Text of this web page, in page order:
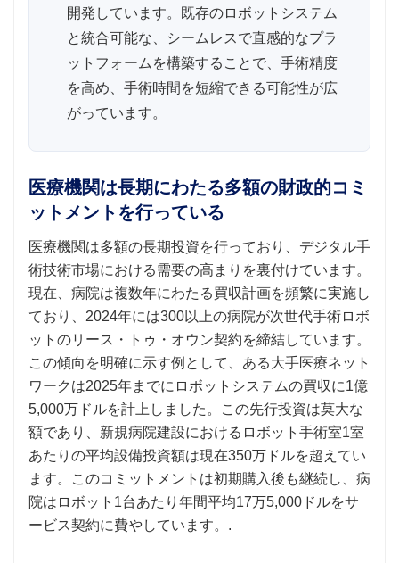
開発しています。既存のロボットシステム
と統合可能な、シームレスで直感的なプラ
ットフォームを構築することで、手術精度
を高め、手術時間を短縮できる可能性が広
がっています。
医療機関は長期にわたる多額の財政的コミ
ットメントを行っている
医療機関は多額の長期投資を行っており、デジタル手
術技術市場における需要の高まりを裏付けています。
現在、病院は複数年にわたる買収計画を頻繁に実施し
ており、2024年には300以上の病院が次世代手術ロボ
ットのリース・トゥ・オウン契約を締結しています。
この傾向を明確に示す例として、ある大手医療ネット
ワークは2025年までにロボットシステムの買収に1億
5,000万ドルを計上しました。この先行投資は莫大な
額であり、新規病院建設におけるロボット手術室1室
あたりの平均設備投資額は現在350万ドルを超えてい
ます。このコミットメントは初期購入後も継続し、病
院はロボット1台あたり年間平均17万5,000ドルをサ
ービス契約に費やしています。.